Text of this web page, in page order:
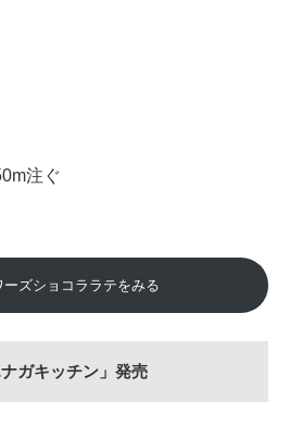
注ぐ
ーズショコララテをみる
ガキッチン」発売